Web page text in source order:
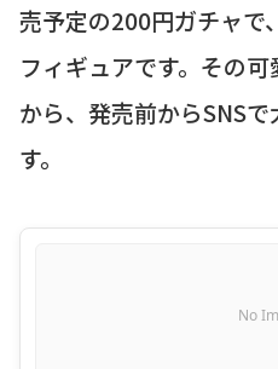
売予定の200円ガチャで
フィギュアです。その
から、発売前からSNS
す。
No